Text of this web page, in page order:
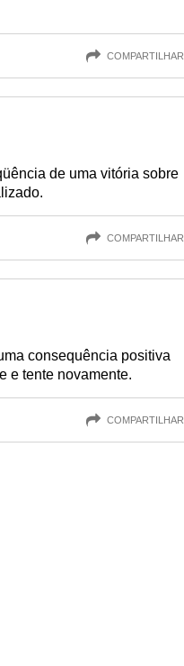
COMPARTILHAR
de uma vitória sobre
COMPARTILHAR
consequência positiva
e tente novamente.
COMPARTILHAR